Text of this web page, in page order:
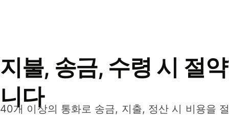
지불, 송금, 수령 시 절
니다
40개 이상의 통화로 송금, 지출, 정산 시 비용을